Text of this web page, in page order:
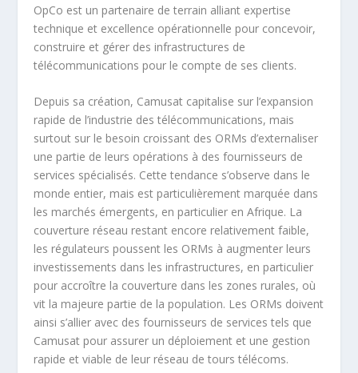
OpCo est un partenaire de terrain alliant expertise
technique et excellence opérationnelle pour concevoir,
construire et gérer des infrastructures de
télécommunications pour le compte de ses clients.
Depuis sa création, Camusat capitalise sur l’expansion
rapide de l’industrie des télécommunications, mais
surtout sur le besoin croissant des ORMs d’externaliser
une partie de leurs opérations à des fournisseurs de
services spécialisés. Cette tendance s’observe dans le
monde entier, mais est particulièrement marquée dans
les marchés émergents, en particulier en Afrique. La
couverture réseau restant encore relativement faible,
les régulateurs poussent les ORMs à augmenter leurs
investissements dans les infrastructures, en particulier
pour accroître la couverture dans les zones rurales, où
vit la majeure partie de la population. Les ORMs doivent
ainsi s’allier avec des fournisseurs de services tels que
Camusat pour assurer un déploiement et une gestion
rapide et viable de leur réseau de tours télécoms.